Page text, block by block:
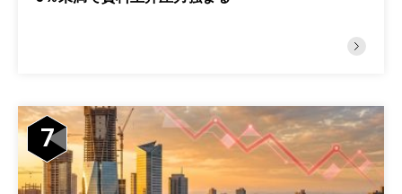
7